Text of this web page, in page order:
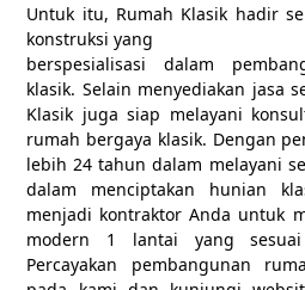
Untuk itu, Rumah Klasik hadir
konstruksi yang
berspesialisasi dalam
klasik. Selain menyediakan jasa
Klasik juga siap melayani
rumah bergaya klasik. Dengan
lebih 24 tahun dalam melayani
dalam menciptakan hunian
menjadi kontraktor Anda untuk
modern 1 lantai yang
Percayakan pembangunan